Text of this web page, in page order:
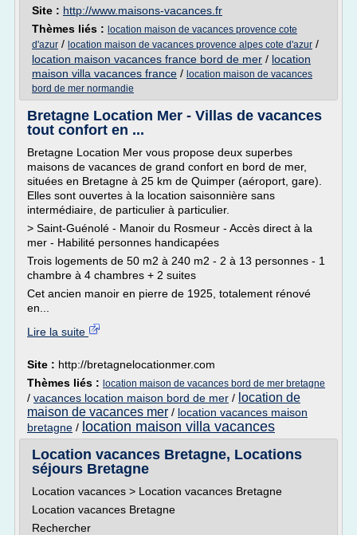
Site : http://www.maisons-vacances.fr
Thèmes liés : location maison de vacances provence cote
d'azur / location maison de vacances provence alpes cote d'azur /
location maison vacances france bord de mer / location
maison villa vacances france / location maison de vacances
bord de mer normandie
Bretagne Location Mer - Villas de vacances
tout confort en ...
Bretagne Location Mer vous propose deux superbes
maisons de vacances de grand confort en bord de mer,
situées en Bretagne à 25 km de Quimper (aéroport, gare).
Elles sont ouvertes à la location saisonnière sans
intermédiaire, de particulier à particulier.
> Saint-Guénolé - Manoir du Rosmeur - Accès direct à la
mer - Habilité personnes handicapées
Trois logements de 50 m2 à 240 m2 - 2 à 13 personnes - 1
chambre à 4 chambres + 2 suites
Cet ancien manoir en pierre de 1925, totalement rénové
en...
Lire la suite
Site : http://bretagnelocationmer.com
Thèmes liés : location maison de vacances bord de mer bretagne
/ vacances location maison bord de mer / location de
maison de vacances mer / location vacances maison
bretagne / location maison villa vacances
Location vacances Bretagne, Locations
séjours Bretagne
Location vacances > Location vacances Bretagne
Location vacances Bretagne
Rechercher